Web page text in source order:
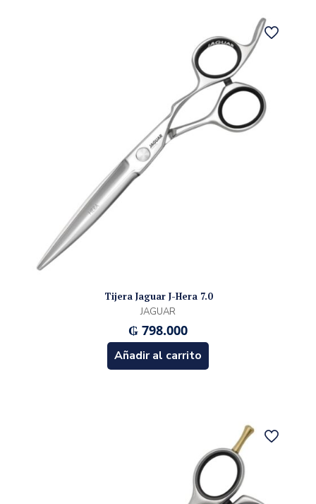
Tijera Jaguar J-Hera 7.0
JAGUAR
₲ 798.000
Añadir al carrito